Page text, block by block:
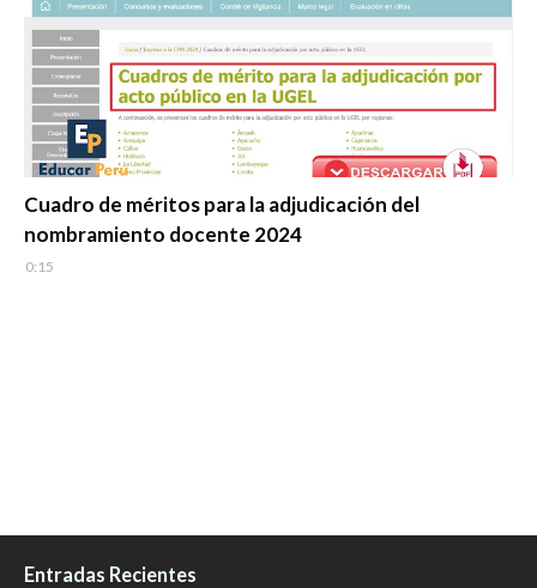
Cuadro de méritos para la adjudicación del
nombramiento docente 2024
0:15
Entradas Recientes